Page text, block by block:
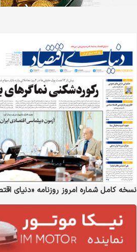
نسخه کامل شماره امروز روزنامه «دنیای‌